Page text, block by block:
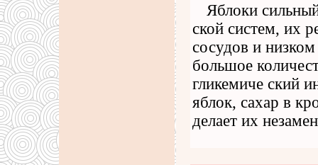
Яблоки
ской систем, их
сосудов и
большое
гликемиче ский
яблок, сахар в
делает их